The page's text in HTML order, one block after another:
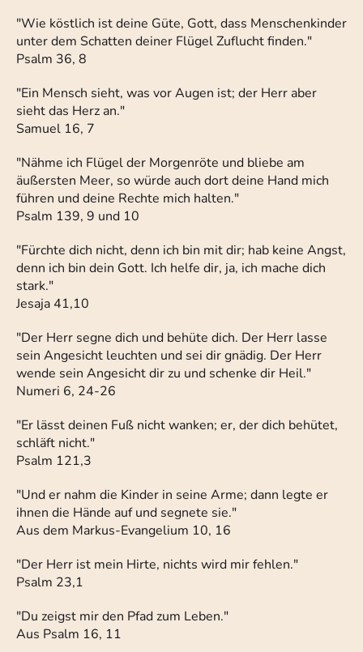
"Wie köstlich ist deine Güte, Gott, dass Menschenkinder
unter dem Schatten deiner Flügel Zuflucht finden."
Psalm 36, 8
"Ein Mensch sieht, was vor Augen ist; der Herr aber
sieht das Herz an."
Samuel 16, 7
"Nähme ich Flügel der Morgenröte und bliebe am
äußersten Meer, so würde auch dort deine Hand mich
führen und deine Rechte mich halten."
Psalm 139, 9 und 10
"Fürchte dich nicht, denn ich bin mit dir; hab keine Angst,
denn ich bin dein Gott. Ich helfe dir, ja, ich mache dich
stark."
Jesaja 41,10
"Der Herr segne dich und behüte dich. Der Herr lasse
sein Angesicht leuchten und sei dir gnädig. Der Herr
wende sein Angesicht dir zu und schenke dir Heil."
Numeri 6, 24-26
"Er lässt deinen Fuß nicht wanken; er, der dich behütet,
schläft nicht."
Psalm 121,3
"Und er nahm die Kinder in seine Arme; dann legte er
ihnen die Hände auf und segnete sie."
Aus dem Markus-Evangelium 10, 16
"Der Herr ist mein Hirte, nichts wird mir fehlen."
Psalm 23,1
"Du zeigst mir den Pfad zum Leben."
Aus Psalm 16, 11